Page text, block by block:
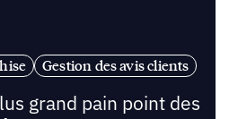
Gestion des avis clients
grand pain point des